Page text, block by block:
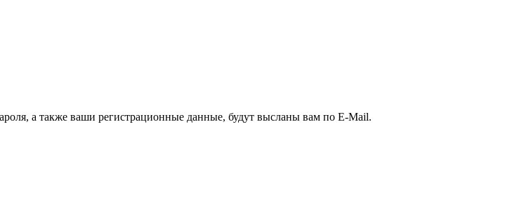
а также ваши регистрационные данные, будут высланы вам по E-Mail.